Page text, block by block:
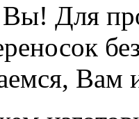
Для
Вам